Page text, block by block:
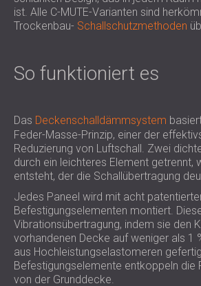
ist. Alle C-MUTE-Varianten sind
Trockenbau- Schallschutzmethoden
So funktioniert es
Das Deckenschalldämmsystem
Feder-Masse-Prinzip, einer der
Reduzierung von Luftschall. Zwei
durch ein leichteres Element getrennt,
entsteht, der die Schallübertragung
Jedes Paneel wird mit acht
Befestigungselementen montiert.
Vibrationsübertragung, indem sie den
vorhandenen Decke auf weniger als 1
aus Hochleistungselastomeren
Befestigungselemente entkoppeln die
von der Grunddecke.